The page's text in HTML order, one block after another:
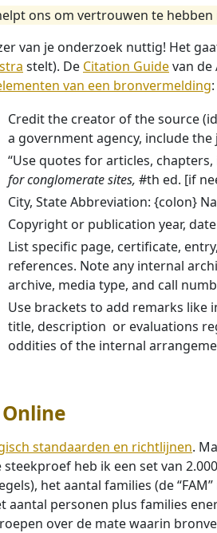
ons om vertrouwen te
van je onderzoek nuttig! Het
stelt). De Citation Guidevan de
van een bronvermelding:
Credit the creator of the source
a government agency, include
“Use quotes for articles,
for conglomerate sites, #th ed. [if
City, State Abbreviation: {colon}
Copyright or publication year,
List specific page, certificate,
references. Note any internal
archive, media type, and call
Use brackets to add remarks
title, description or evaluations
oddities of the internal
standaarden en richtlijnen.
heb ik een set van
het aantal families (de
personen plus families
over de mate waarin